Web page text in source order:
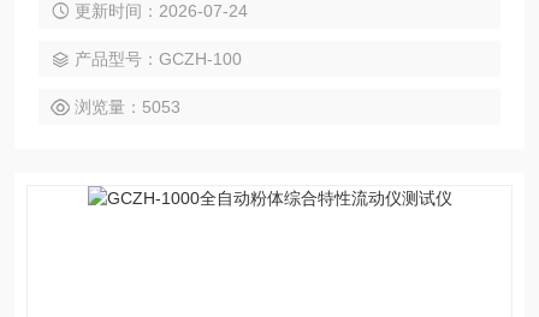
更新时间：2026-07-24
产品型号：GCZH-100
浏览量：5053